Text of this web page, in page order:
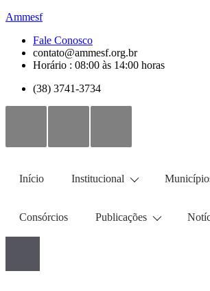
Ammesf
Fale Conosco
contato@ammesf.org.br
Horário : 08:00 às 14:00 horas
(38) 3741-3734
Início Institucional
Consórcios Publicações